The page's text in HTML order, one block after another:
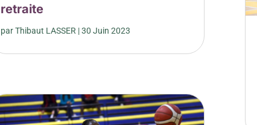
retraite
parThibaut LASSER |30 Juin 2023